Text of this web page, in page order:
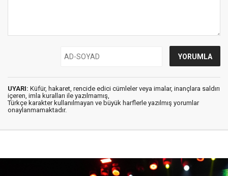
UYARI: Küfür, hakaret, rencide edici cümleler veya imalar, inançlara saldırı
içeren, imla kuralları ile yazılmamış,
Türkçe karakter kullanılmayan ve büyük harflerle yazılmış yorumlar
onaylanmamaktadır.